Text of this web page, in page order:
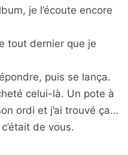
je l’écoute encore
tout dernier que je
puis se lança.
celui-là. Un pote à
ordi et j’ai trouvé ça…
de vous.